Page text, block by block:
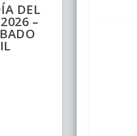
DEL
–